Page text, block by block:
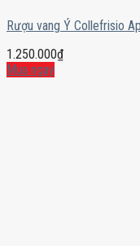
Rượu vang Ý Collefrisio
1.250.000₫
Mua ngay